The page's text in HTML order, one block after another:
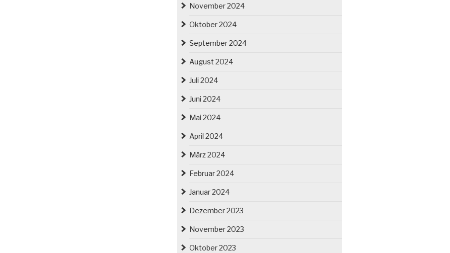
November 2024
Oktober 2024
September 2024
August 2024
Juli 2024
Juni 2024
Mai 2024
April 2024
März 2024
Februar 2024
Januar 2024
Dezember 2023
November 2023
Oktober 2023